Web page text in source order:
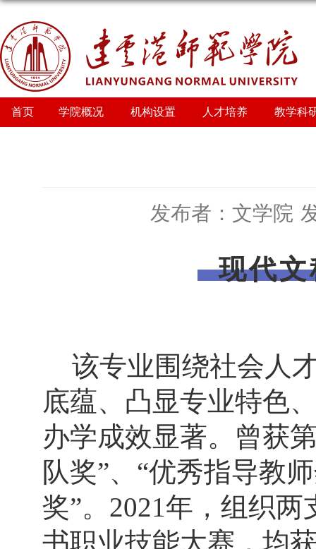
首页 学院概况 机构设置 人才培养 教学科
发布者：文学院
现代文
该专业围绕社会人
底蕴、 凸显专业特色
办学成效显著。 曾获
队奖”、 “优秀指导教
奖”。 2021年， 组织两
书职业技能大赛，均